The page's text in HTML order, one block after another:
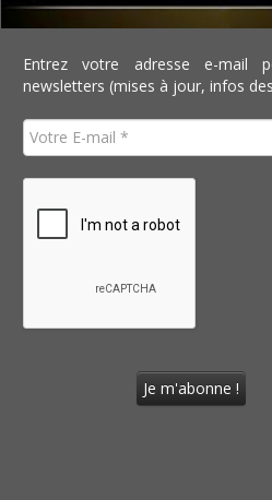
Entrez votre adresse e-mail
newsletters (mises à jour, infos